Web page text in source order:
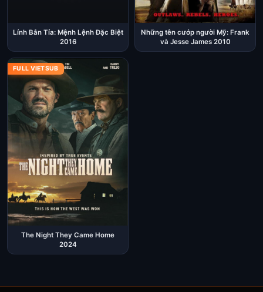
Lính Bắn Tỉa: Mệnh Lệnh Đặc Biệt
2016
Những tên cướp người Mỹ: Frank
và Jesse James 2010
FULL VIETSUB
The Night They Came Home
2024